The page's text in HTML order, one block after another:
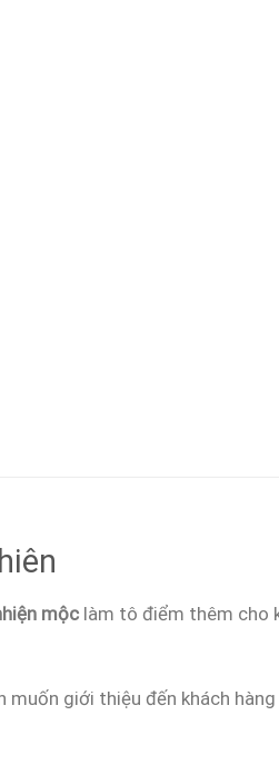
mộc làm tô điểm thêm cho
giới thiệu đến khách